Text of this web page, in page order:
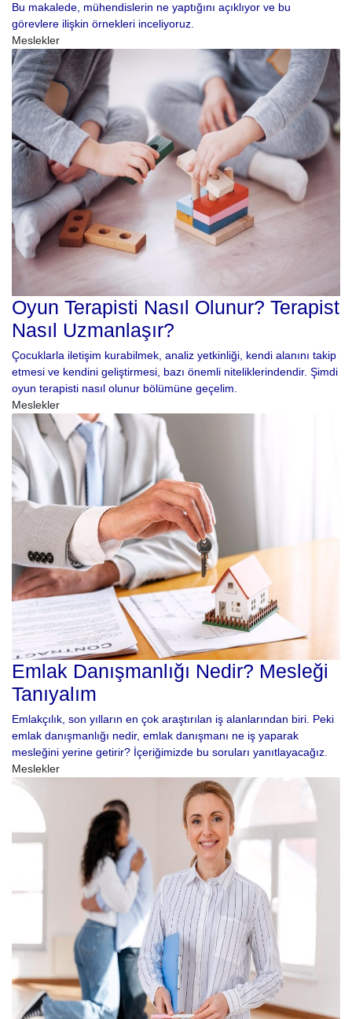
Bu makalede, mühendislerin ne yaptığını açıklıyor ve bu
görevlere ilişkin örnekleri inceliyoruz.
Meslekler
Oyun Terapisti Nasıl Olunur? Terapist
Nasıl Uzmanlaşır?
Çocuklarla iletişim kurabilmek, analiz yetkinliği, kendi alanını takip
etmesi ve kendini geliştirmesi, bazı önemli niteliklerindendir. Şimdi
oyun terapisti nasıl olunur bölümüne geçelim.
Meslekler
Emlak Danışmanlığı Nedir? Mesleği
Tanıyalım
Emlakçılık, son yılların en çok araştırılan iş alanlarından biri. Peki
emlak danışmanlığı nedir, emlak danışmanı ne iş yaparak
mesleğini yerine getirir? İçeriğimizde bu soruları yanıtlayacağız.
Meslekler